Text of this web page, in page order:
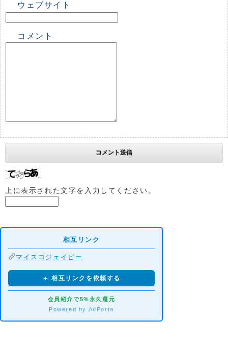
ウェブサイト
コメント
上に表示された文字を入力してください。
相互リンク
マイスコジェイピー
＋ 相互リンクを依頼する
会員紹介で5%永久還元
Powered by AdPorta